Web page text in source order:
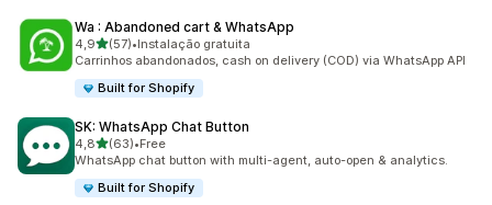
Wa : Abandoned cart & WhatsApp
4,9de 5 estrelas
(57)
57 total de avaliações
•Instalação gratuita
Carrinhos abandonados, cash on delivery (COD) via WhatsApp API
Built for Shopify
SK: WhatsApp Chat Button
4,8de 5 estrelas
(63)
63 total de avaliações
•Free
WhatsApp chat button with multi-agent, auto-open & analytics.
Built for Shopify